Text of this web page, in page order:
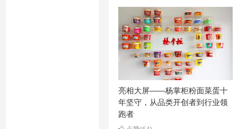
亮相大屏——杨掌柜粉面菜蛋十
年坚守，从品类开创者到行业领
跑者